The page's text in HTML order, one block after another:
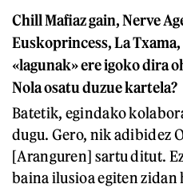
Chill Mafiaz gain, Nerve
Euskoprincess, La
«lagunak» ere igoko dira
Nola osatu duzue kartela?
Batetik, egindako
dugu. Gero, nik adibidez
[Aranguren] sartu ditut.
baina ilusioa egiten zidan